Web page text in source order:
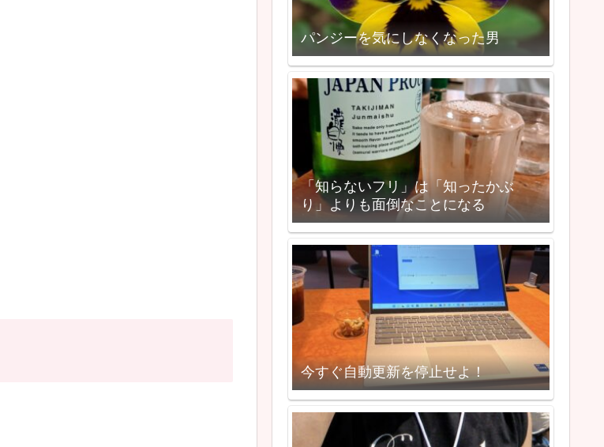
パンジーを気にしなくなった男
「知らないフリ」は「知ったかぶ
り」よりも面倒なことになる
今すぐ自動更新を停止せよ！